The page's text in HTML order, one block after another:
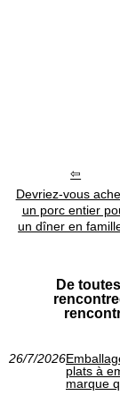
Devriez-vous
un porc entier
un dîner en
De
26/7/2026
plats à
marque